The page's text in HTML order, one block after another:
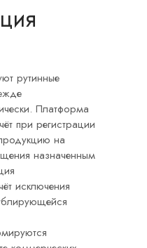
рутинные
Платформа
при регистрации
на
назначенным
исключения